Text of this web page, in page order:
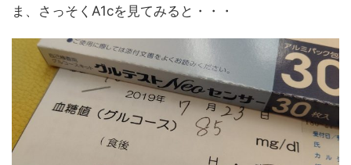
ま、さっそくA1cを見てみると・・・